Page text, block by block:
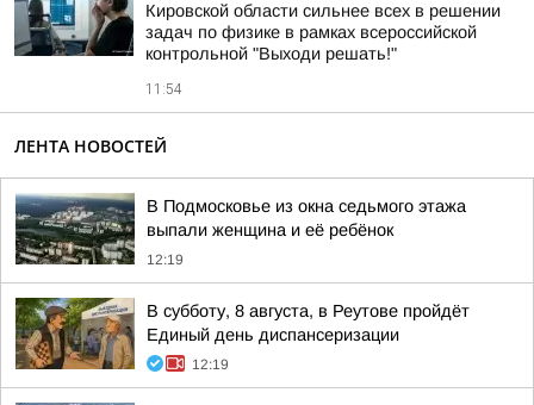
Кировской области сильнее всех в решении
задач по физике в рамках всероссийской
контрольной "Выходи решать!"
11:54
ЛЕНТА НОВОСТЕЙ
В Подмосковье из окна седьмого этажа
выпали женщина и её ребёнок
12:19
В субботу, 8 августа, в Реутове пройдёт
Единый день диспансеризации
12:19